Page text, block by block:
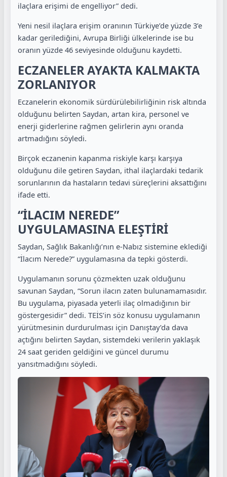
ilaçlara erişimi de engelliyor” dedi.
Yeni nesil ilaçlara erişim oranının Türkiye’de yüzde 3’e
kadar gerilediğini, Avrupa Birliği ülkelerinde ise bu
oranın yüzde 46 seviyesinde olduğunu kaydetti.
ECZANELER AYAKTA KALMAKTA
ZORLANIYOR
Eczanelerin ekonomik sürdürülebilirliğinin risk altında
olduğunu belirten Saydan, artan kira, personel ve
enerji giderlerine rağmen gelirlerin aynı oranda
artmadığını söyledi.
Birçok eczanenin kapanma riskiyle karşı karşıya
olduğunu dile getiren Saydan, ithal ilaçlardaki tedarik
sorunlarının da hastaların tedavi süreçlerini aksattığını
ifade etti.
“İLACIM NEREDE”
UYGULAMASINA ELEŞTİRİ
Saydan, Sağlık Bakanlığı’nın e-Nabız sistemine eklediği
“İlacım Nerede?” uygulamasına da tepki gösterdi.
Uygulamanın sorunu çözmekten uzak olduğunu
savunan Saydan, “Sorun ilacın zaten bulunamamasıdır.
Bu uygulama, piyasada yeterli ilaç olmadığının bir
göstergesidir” dedi. TEİS’in söz konusu uygulamanın
yürütmesinin durdurulması için Danıştay’da dava
açtığını belirten Saydan, sistemdeki verilerin yaklaşık
24 saat geriden geldiğini ve güncel durumu
yansıtmadığını söyledi.